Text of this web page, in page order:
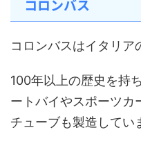
コロンバス
コロンバスはイタリア
100年以上の歴史を持
ートバイやスポーツカ
チューブも製造してい